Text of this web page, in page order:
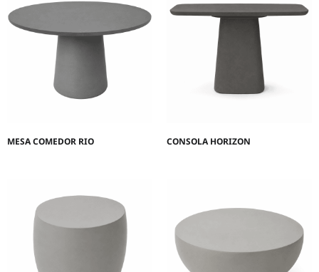
MESA COMEDOR RIO CONSOLA HORIZON